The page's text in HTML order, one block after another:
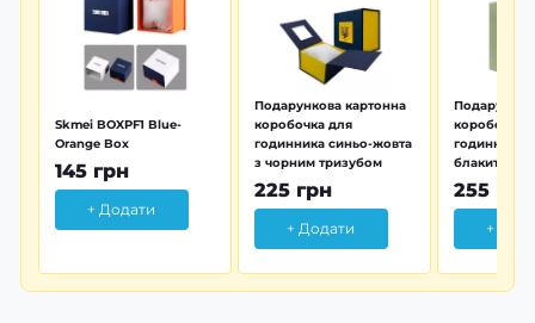
Skmei BOXPF1 Blue-
Orange Box
145 грн
+ Додати
Подарункова картонна
коробочка для
годинника синьо-жовта
з чорним тризубом
225 грн
+ Додати
коробочка
годинника
блакитна
255 грн
+